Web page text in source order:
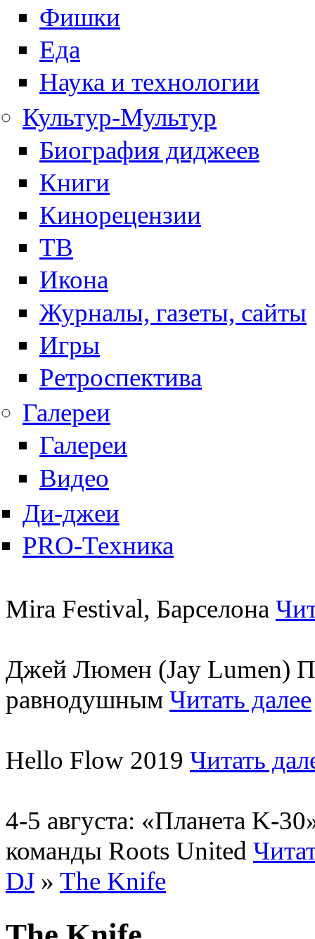
Фишки
Еда
Наука и технологии
Культур-Мультур
Биография диджеев
Книги
Кинорецензии
ТВ
Икона
Журналы, газеты, сайты
Игры
Ретроспектива
Галереи
Галереи
Видео
Ди-джеи
PRO-Техника
Mira Festival, Барселона
Джей Люмен (Jay Lumen)
равнодушным Читать далее
Hello Flow 2019 Читать
4-5 августа: «Планета K-
команды Roots United
DJ » The Knife